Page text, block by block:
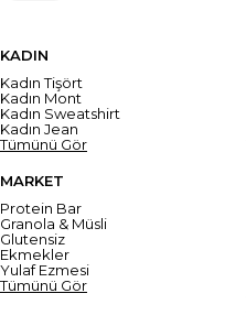
KADIN
Kadın Tişört
Kadın Mont
Kadın Sweatshirt
Kadın Jean
Tümünü Gör
MARKET
Protein Bar
Granola & Müsli
Glutensiz
Ekmekler
Yulaf Ezmesi
Tümünü Gör